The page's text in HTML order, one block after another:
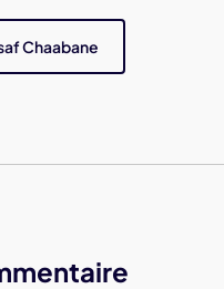
Chaabane